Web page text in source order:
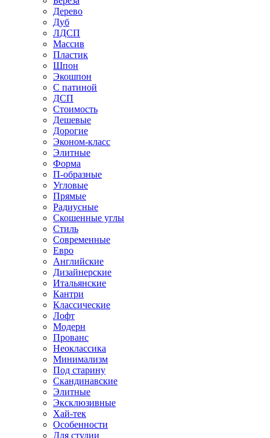
Дерево
Дуб
ЛДСП
Массив
Пластик
Шпон
Экошпон
С патиной
ДСП
Стоимость
Дешевые
Дорогие
Эконом-класс
Элитные
Форма
П-образные
Угловые
Прямые
Радиусные
Скошенные углы
Стиль
Современные
Евро
Английские
Дизайнерские
Итальянские
Кантри
Классические
Лофт
Модерн
Прованс
Неоклассика
Минимализм
Под старину
Скандинавские
Элитные
Эксклюзивные
Хай-тек
Особенности
Для студии